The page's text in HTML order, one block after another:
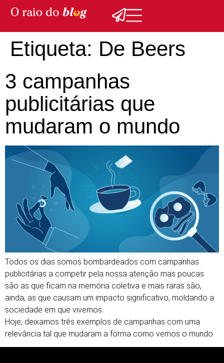
Etiqueta: De Beers
3 campanhas
publicitárias que
mudaram o mundo
Todos os dias somos bombardeados com campanhas
publicitárias a competir pela nossa atenção mas poucas
são as que ficam na memória coletiva e mais raras são,
ainda, as que causam um impacto significativo, moldando a
sociedade em que vivemos.
Hoje, deixamos três exemplos de campanhas com uma
relevância tal que mudaram a forma como vemos o mundo.